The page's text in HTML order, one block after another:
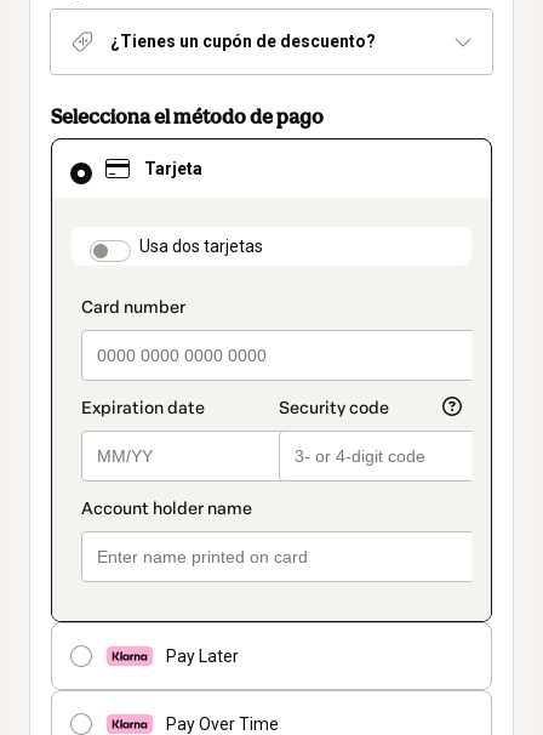
¿Tienes un cupón de descuento?
Selecciona el método de pago
Tarjeta
payment_data.section_title_v2
Usa dos tarjetas
Pay Later
Pay Over Time
El
método
seleccionado